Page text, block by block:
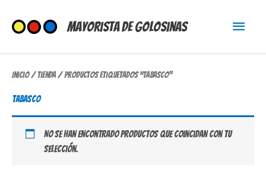
contenido
Mayorista de Golosinas
Menú
Inicio/Tienda/ Productos etiquetados “tabasco”
tabasco
No se han encontrado productos que coincidan con tu
selección.